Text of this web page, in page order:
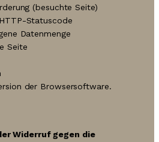
(besuchte Seite)
Statuscode
Datenmenge
Seite
der Browsersoftware.
Widerruf gegen die